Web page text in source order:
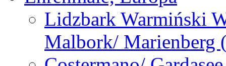
Lidzbark Warmiński
Malbork/ Marienberg